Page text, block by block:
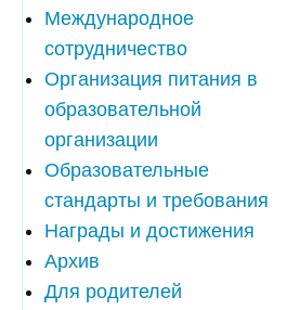
Международное
сотрудничество
Организация питания в
образовательной
организации
Образовательные
стандарты и требования
Награды и достижения
Архив
Для родителей